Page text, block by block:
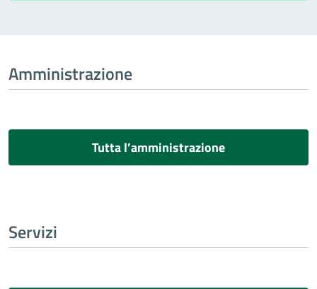
Amministrazione
Tutta l’amministrazione
Servizi